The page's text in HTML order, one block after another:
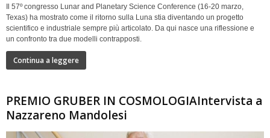
Il 57º congresso Lunar and Planetary Science Conference (16-20 marzo,
Texas) ha mostrato come il ritorno sulla Luna stia diventando un progetto
scientifico e industriale sempre più articolato. Da qui nasce una riflessione e
un confronto tra due modelli contrapposti.
Continua a leggere
PREMIO GRUBER IN COSMOLOGIAIntervista a
Nazzareno Mandolesi